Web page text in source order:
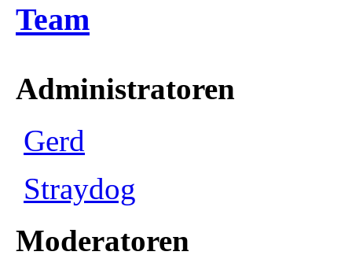
Team
Administratoren
Gerd
Straydog
Moderatoren